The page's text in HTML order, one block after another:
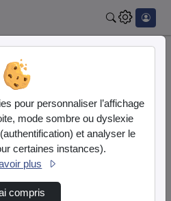
pour personnaliser l’affichage
mode sombre ou dyslexie
et analyser le
certaines instances).
plus
compris